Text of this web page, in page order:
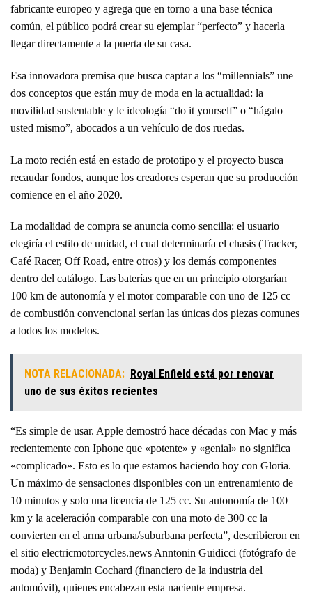
fabricante europeo y agrega que en torno a una base técnica
común, el público podrá crear su ejemplar “perfecto” y hacerla
llegar directamente a la puerta de su casa.
Esa innovadora premisa que busca captar a los “millennials” une
dos conceptos que están muy de moda en la actualidad: la
movilidad sustentable y le ideología “do it yourself” o “hágalo
usted mismo”, abocados a un vehículo de dos ruedas.
La moto recién está en estado de prototipo y el proyecto busca
recaudar fondos, aunque los creadores esperan que su producción
comience en el año 2020.
La modalidad de compra se anuncia como sencilla: el usuario
elegiría el estilo de unidad, el cual determinaría el chasis (Tracker,
Café Racer, Off Road, entre otros) y los demás componentes
dentro del catálogo. Las baterías que en un principio otorgarían
100 km de autonomía y el motor comparable con uno de 125 cc
de combustión convencional serían las únicas dos piezas comunes
a todos los modelos.
NOTA RELACIONADA: Royal Enfield está por renovar
uno de sus éxitos recientes
“Es simple de usar. Apple demostró hace décadas con Mac y más
recientemente con Iphone que «potente» y «genial» no significa
«complicado». Esto es lo que estamos haciendo hoy con Gloria.
Un máximo de sensaciones disponibles con un entrenamiento de
10 minutos y solo una licencia de 125 cc. Su autonomía de 100
km y la aceleración comparable con una moto de 300 cc la
convierten en el arma urbana/suburbana perfecta”, describieron en
el sitio electricmotorcycles.news Anntonin Guidicci (fotógrafo de
moda) y Benjamin Cochard (financiero de la industria del
automóvil), quienes encabezan esta naciente empresa.